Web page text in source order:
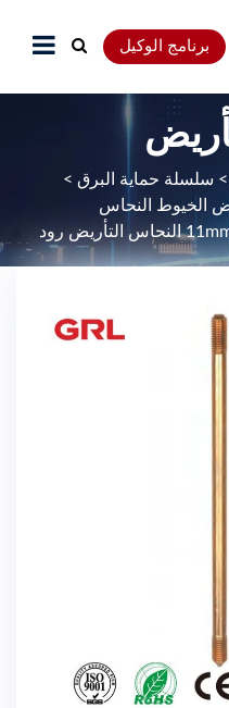
برنامج الوكيل
> سلسلة حماية البرق >
الخيوط النحاس